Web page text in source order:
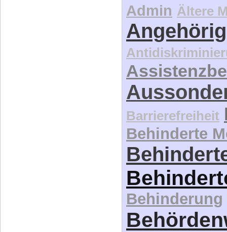
Admin Ältere
Barrierefreiheit
Behinderte
Behinderung